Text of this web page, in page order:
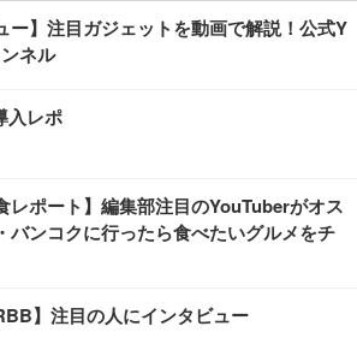
ー】注目ガジェットを動画で解説！公式Y
ネル
入レポ
レポート】編集部注目のYouTuberがオス
バンコクに行ったら食べたいグルメをチ
】注目の人にインタビュー